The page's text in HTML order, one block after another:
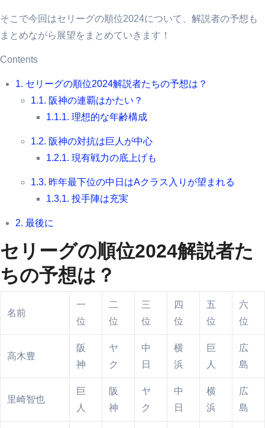
そこで今回はセリーグの順位2024について、解説者の予想も
まとめながら展望をまとめていきます！
Contents
1. セリーグの順位2024解説者たちの予想は？
1.1. 阪神の連覇はかたい？
1.1.1. 理想的な年齢構成
1.2. 阪神の対抗は巨人が中心
1.2.1. 現有戦力の底上げも
1.3. 昨年最下位の中日はAクラス入りが望まれる
1.3.1. 投手陣は充実
2. 最後に
セリーグの順位2024解説者た
ちの予想は？
名前
一
位
二
位
三
位
四
位
五
位
六
位
高木豊
阪
神
ヤ
ク
中
日
横
浜
巨
人
広
島
里崎智也
巨
人
阪
神
ヤ
ク
中
日
横
浜
広
島